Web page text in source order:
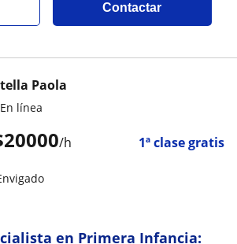
Contactar
20000/h 1ª clase gratis
Paola
En línea
en Primera Infancia: